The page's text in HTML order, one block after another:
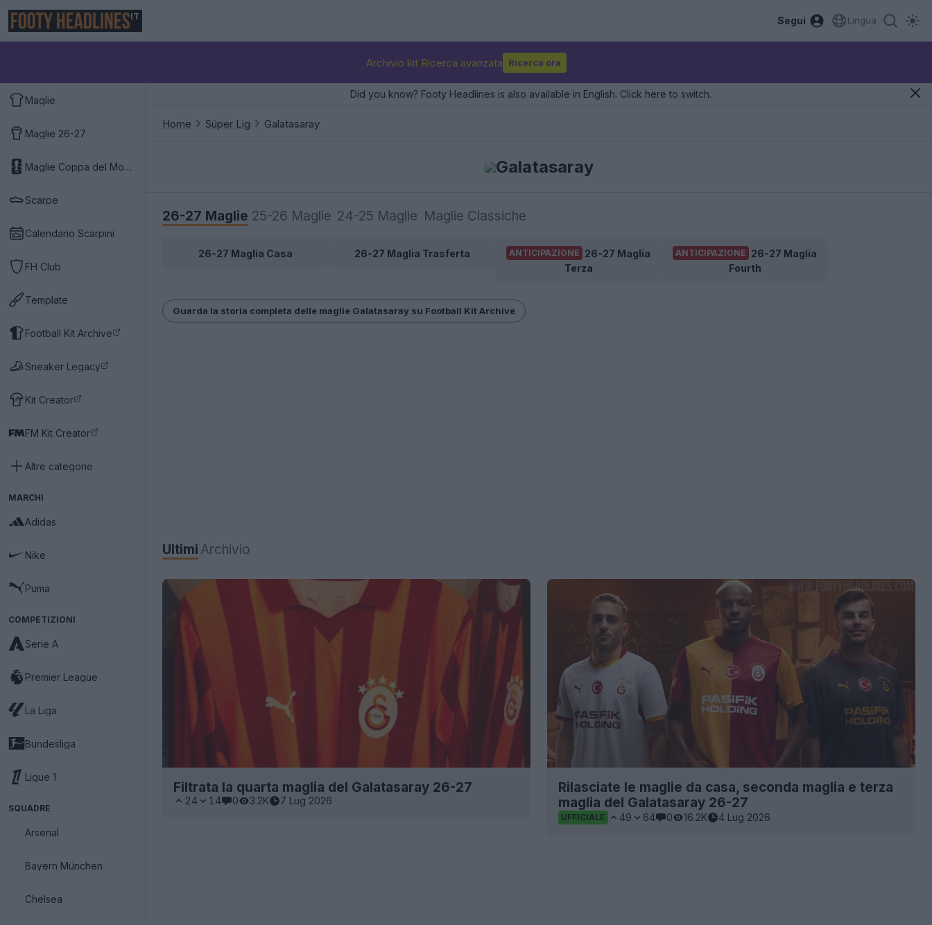
IT Segui Lingua
Archivio kit Ricerca avanzata Ricerca ora
Maglie
Maglie 26-27
Maglie Coppa del Mondo 2026
Scarpe
Calendario Scarpini
FH Club
Template
Football Kit Archive
Sneaker Legacy
Kit Creator
FM Kit Creator
Altre categorie
MARCHI
Adidas
Nike
Puma
COMPETIZIONI
Serie A
Premier League
La Liga
Bundesliga
Ligue 1
SQUADRE
Arsenal
Bayern München
Chelsea
Did you know? Footy Headlines is also available in English. Click here to switch.
Home Süper Lig Galatasaray
Galatasaray
26-27 Maglie 25-26 Maglie 24-25 Maglie Maglie Classiche
26-27 Maglia Casa 26-27 Maglia Trasferta ANTICIPAZIONE 26-27 Maglia
Terza
ANTICIPAZIONE 26-27 Maglia
Fourth
Guarda la storia completa delle maglie Galatasaray su Football Kit Archive
Ultimi Archivio
Filtrata la quarta maglia del Galatasaray 26-27
24 14 0 3.2K 7 Lug 2026
Rilasciate le maglie da casa, seconda maglia e terza
maglia del Galatasaray 26-27
UFFICIALE 49 64 0 16.2K 4 Lug 2026